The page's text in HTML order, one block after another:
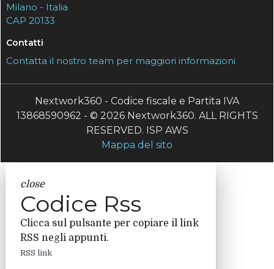
Milano - Italia
CAP 20133
Contatti
Contatta il nostro team per maggiori informazioni
Nextwork360 - Codice fiscale e Partita IVA
13868590962 - © 2026 Nextwork360. ALL RIGHTS
RESERVED. ISP AWS
Mappa del sito
close
Codice Rss
Clicca sul pulsante per copiare il link
RSS negli appunti.
RSS link